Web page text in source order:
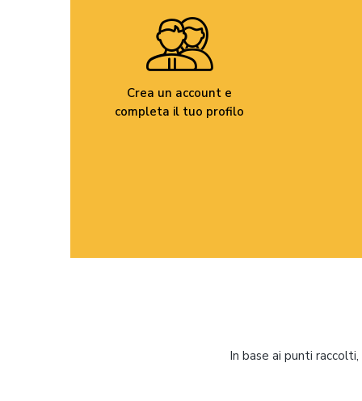
Crea un account e
completa il tuo profilo
In base ai punti